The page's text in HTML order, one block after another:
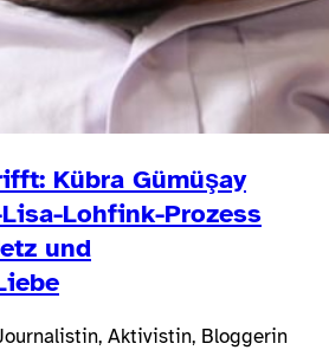
Kübra Gümüşay
Lohfink-Prozess
und
Aktivistin, Bloggerin